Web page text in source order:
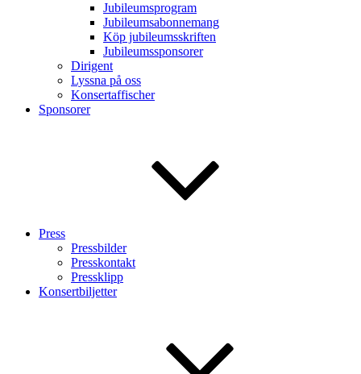
Jubileumsprogram
Jubileumsabonnemang
Köp jubileumsskriften
Jubileumssponsorer
Dirigent
Lyssna på oss
Konsertaffischer
Sponsorer
Press
Pressbilder
Presskontakt
Pressklipp
Konsertbiljetter